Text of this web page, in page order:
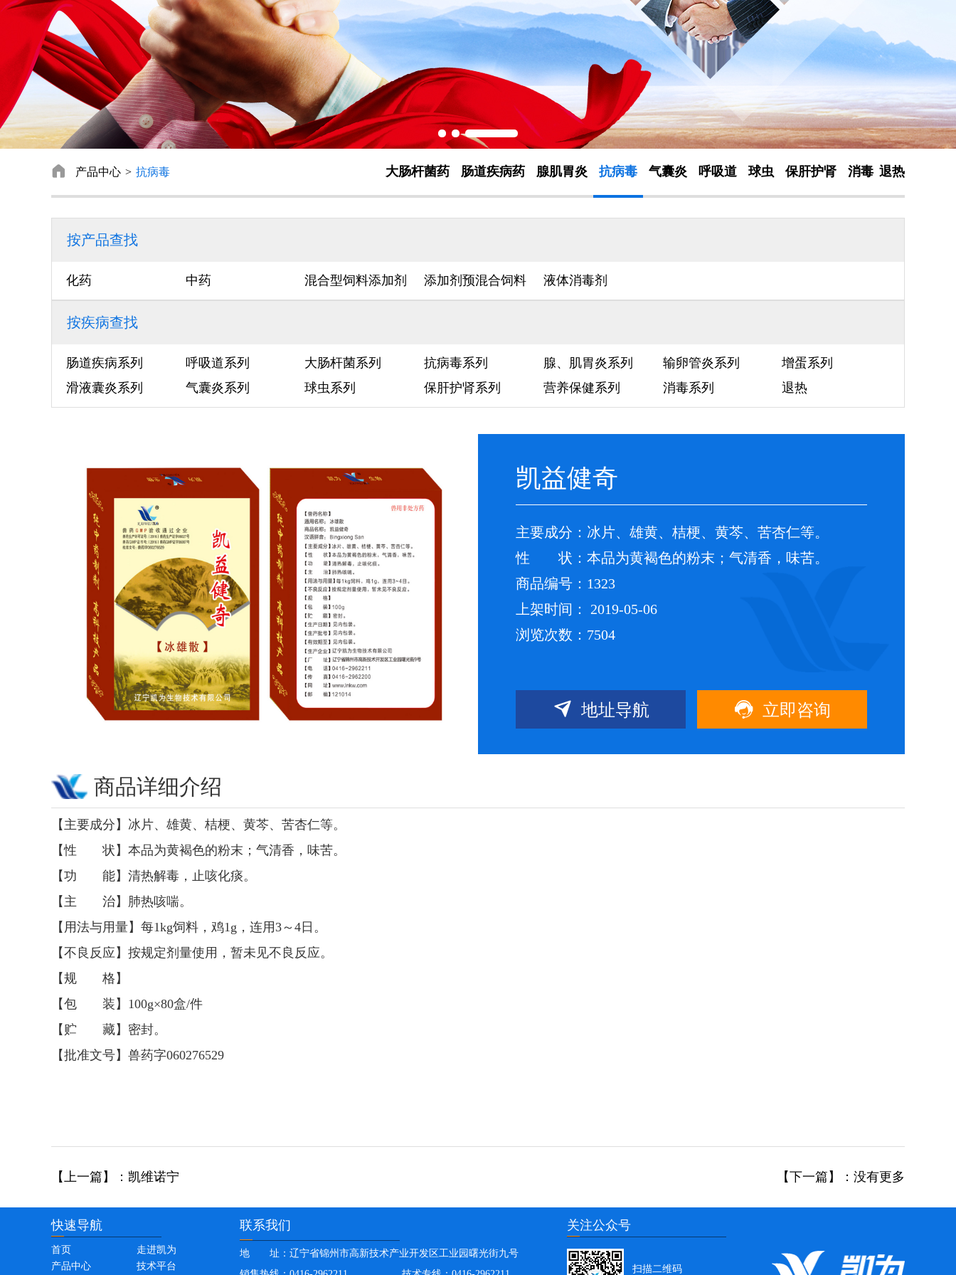
 产品中心 抗病毒 大肠杆菌药 肠道疾病药 腺肌胃炎 抗病毒 气囊炎 呼吸道 球虫 保肝护肾 消毒 退热
按产品查找
化药 中药 混合型饲料添加剂 添加剂预混合饲料 液体消毒剂
按疾病查找
肠道疾病系列 呼吸道系列 大肠杆菌系列 抗病毒系列 腺、肌胃炎系列 输卵管炎系列
增蛋系列
滑液囊炎系列
气囊炎系列 球虫系列 保肝护肾系列 营养保健系列 消毒系列 退热
凯益健奇
主要成分：冰片、雄黄、桔梗、黄芩、苦杏仁等。
性 状：本品为黄褐色的粉末；气清香，味苦。
商品编号：1323
上架时间： 2019-05-06
浏览次数：7504
 地址导航  立即咨询
商品详细介绍
【主要成分】冰片、雄黄、桔梗、黄芩、苦杏仁等。
【性 状】本品为黄褐色的粉末；气清香，味苦。
【功 能】清热解毒，止咳化痰。
【主 治】肺热咳喘。
【用法与用量】每1kg饲料，鸡1g，连用3～4日。
【不良反应】按规定剂量使用，暂未见不良反应。
【规 格】
【包 装】100g×80盒/件
【贮 藏】密封。
【批准文号】兽药字060276529
【上一篇】：凯维诺宁 【下一篇】：没有更多
快速导航
首页
走进凯为
产品中心
技术平台
联系我们
地 址： 辽宁省锦州市高新技术产业开发区工业园曙光街九号
关注公众号
扫描二维码